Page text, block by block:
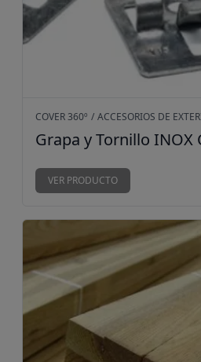
COVER 360º / ACCESORIOS DE
Grapa y Tornillo INOX
VER PRODUCTO
Rastrel Pino Cuperizado